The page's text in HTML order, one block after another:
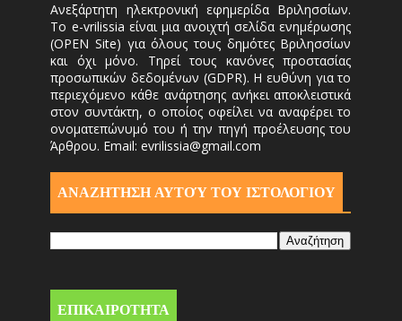
Ανεξάρτητη ηλεκτρονική εφημερίδα Βριλησσίων.
Το e-vrilissia είναι μια ανοιχτή σελίδα ενημέρωσης
(OPEN Site) για όλους τους δημότες Βριλησσίων
και όχι μόνο. Τηρεί τους κανόνες προστασίας
προσωπικών δεδομένων (GDPR). Η ευθύνη για το
περιεχόμενο κάθε ανάρτησης ανήκει αποκλειστικά
στον συντάκτη, ο οποίος οφείλει να αναφέρει το
ονοματεπώνυμό του ή την πηγή προέλευσης του
Άρθρου. Email: evrilissia@gmail.com
ΑΝΑΖΗΤΗΣΗ ΑΥΤΟΎ ΤΟΥ ΙΣΤΟΛΟΓΙΟΥ
ΕΠΙΚΑΙΡΟΤΗΤΑ